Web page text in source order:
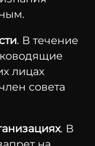
. В течение
лицах
совета
. В